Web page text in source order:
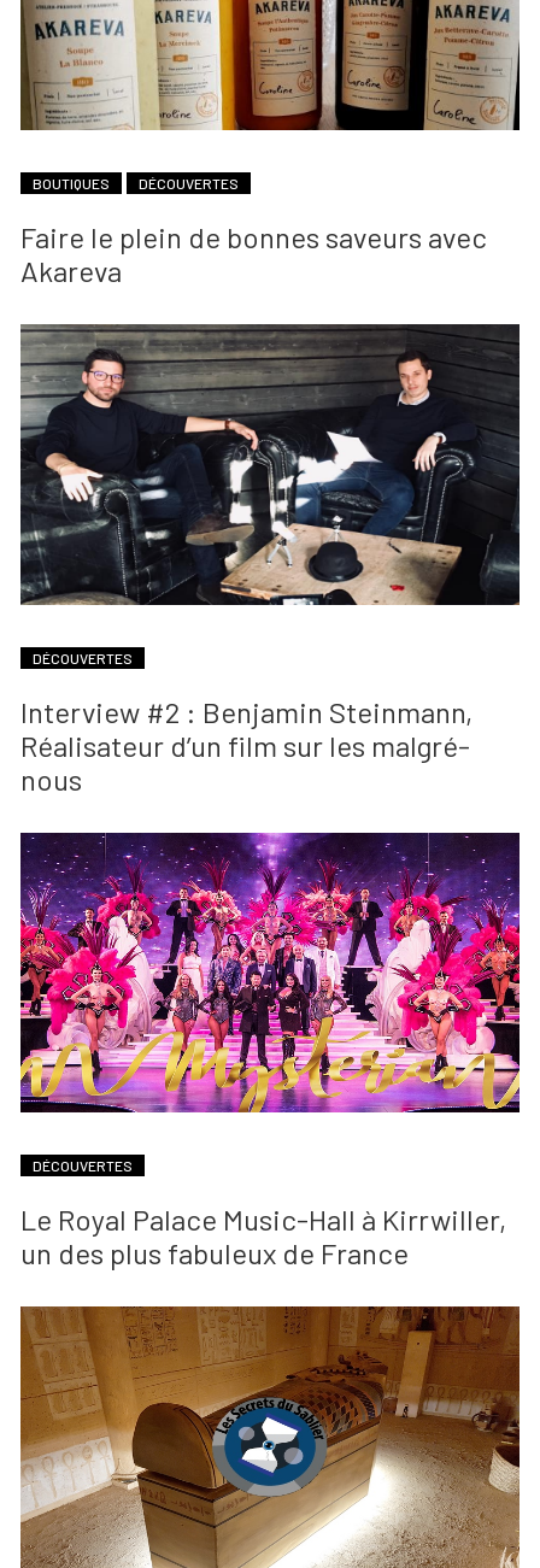
BOUTIQUES DÉCOUVERTES
Faire le plein de bonnes saveurs avec
Akareva
DÉCOUVERTES
Interview #2 : Benjamin Steinmann,
Réalisateur d’un film sur les malgré-
nous
DÉCOUVERTES
Le Royal Palace Music-Hall à Kirrwiller,
un des plus fabuleux de France